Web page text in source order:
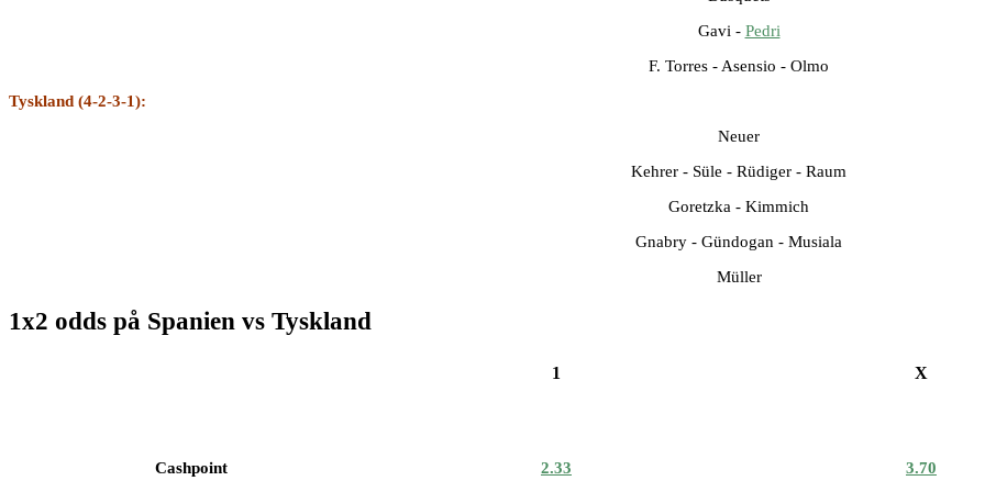
Gavi - Pedri
F. Torres - Asensio - Olmo
Tyskland (4-2-3-1):
Neuer
Kehrer - Süle - Rüdiger - Raum
Goretzka - Kimmich
Gnabry - Gündogan - Musiala
Müller
1x2 odds på Spanien vs Tyskland
1 X
Cashpoint 2.33 3.70